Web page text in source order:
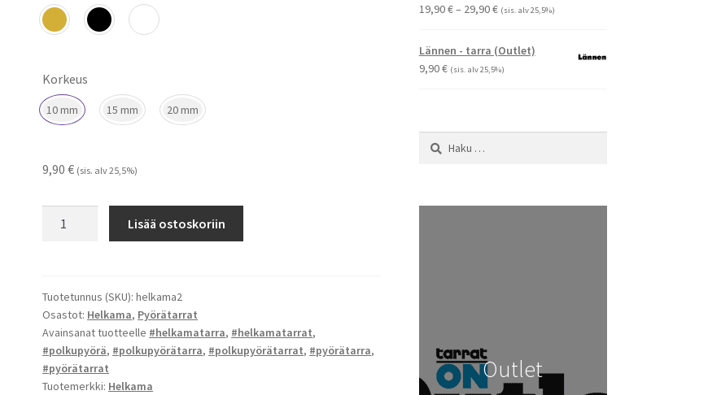
Korkeus
10 mm 15 mm 20 mm
9,90€ (sis. alv 25,5%)
Lisää ostoskoriin
Tuotetunnus (SKU):helkama2
Osastot: Helkama, Pyörätarrat
Avainsanat tuotteelle #helkamatarra, #helkamatarrat,
#polkupyörä, #polkupyörätarra, #polkupyörätarrat, #pyörätarra,
#pyörätarrat
Tuotemerkki: Helkama
19,90€– 29,90€Hintaluokka:
-
(sis. alv 25,5%)
Lännen - tarra (Outlet)
9,90€ (sis. alv 25,5%)
Haku:
Outlet